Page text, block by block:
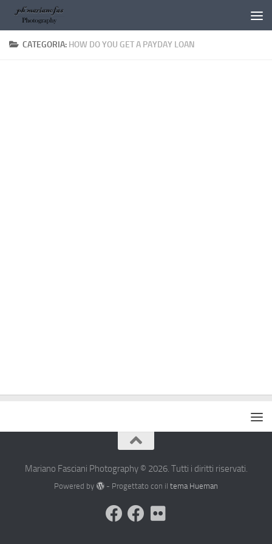
Salta al contenuto
CATEGORIA: HOW DO YOU GET A PAYDAY LOAN
Mariano Fasciani Photography © 2026. Tutti i diritti riservati.
Powered by - Progettato con il tema Hueman